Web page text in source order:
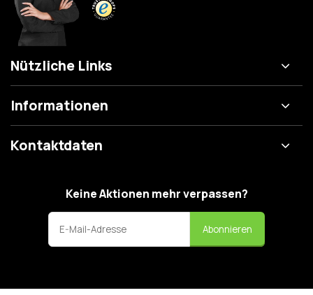
Nützliche Links
Informationen
Kontaktdaten
Keine Aktionen mehr verpassen?
Abonnieren